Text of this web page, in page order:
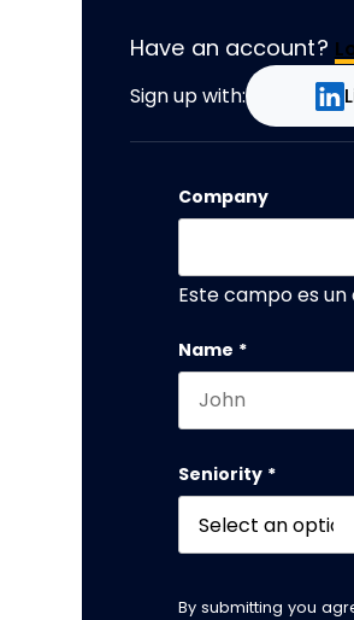
Have an account?
Sign up with:
Company
Este campo es
Name *
Seniority *
By submitting you